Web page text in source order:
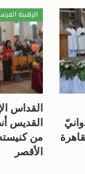
الرهبنة
القداس
القديس
من
الأقصر